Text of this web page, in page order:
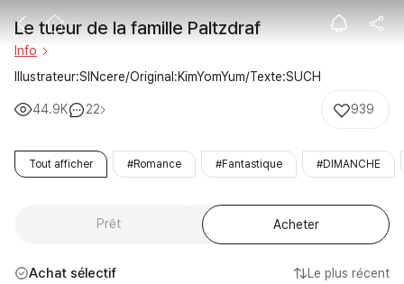
Le tueur de la
Le tueur de la famille Paltzdraf
Info
Illustrateur:SINcere/Original:KimYomYum/Texte:SUCH
44.9K 22 939
Tout afficher #Romance #Fantastique #DIMANCHE
Prêt Acheter
Achat sélectif Le plus récent